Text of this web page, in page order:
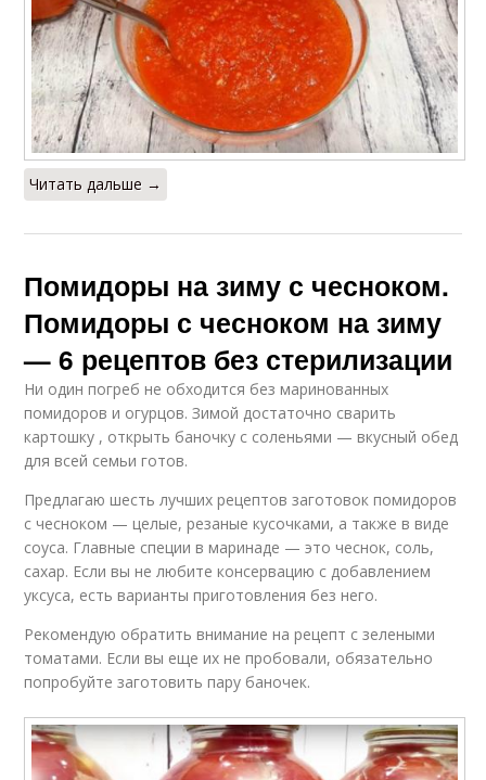
Читать дальше →
Помидоры на зиму с чесноком.
Помидоры с чесноком на зиму
— 6 рецептов без стерилизации
Ни один погреб не обходится без маринованных
помидоров и огурцов. Зимой достаточно сварить
картошку , открыть баночку с соленьями — вкусный обед
для всей семьи готов.
Предлагаю шесть лучших рецептов заготовок помидоров
с чесноком — целые, резаные кусочками, а также в виде
соуса. Главные специи в маринаде — это чеснок, соль,
сахар. Если вы не любите консервацию с добавлением
уксуса, есть варианты приготовления без него.
Рекомендую обратить внимание на рецепт с зелеными
томатами. Если вы еще их не пробовали, обязательно
попробуйте заготовить пару баночек.